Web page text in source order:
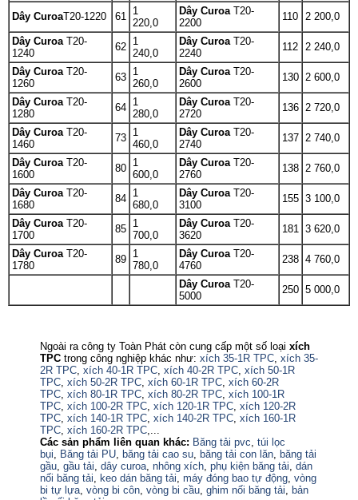
Dây CuroaT20-1220 61 1
220,0
Dây Curoa T20-
2200
110 2 200,0
Dây Curoa T20-
1240
62 1
240,0
Dây Curoa T20-
2240
112 2 240,0
Dây Curoa T20-
1260
63 1
260,0
Dây Curoa T20-
2600
130 2 600,0
Dây Curoa T20-
1280
64 1
280,0
Dây Curoa T20-
2720
136 2 720,0
Dây Curoa T20-
1460
73 1
460,0
Dây Curoa T20-
2740
137 2 740,0
Dây Curoa T20-
1600
80 1
600,0
Dây Curoa T20-
2760
138 2 760,0
Dây Curoa T20-
1680
84 1
680,0
Dây Curoa T20-
3100
155 3 100,0
Dây Curoa T20-
1700
85 1
700,0
Dây Curoa T20-
3620
181 3 620,0
Dây Curoa T20-
1780
89 1
780,0
Dây Curoa T20-
4760
238 4 760,0
Dây Curoa T20-
5000
250 5 000,0
Ngoài ra công ty Toàn Phát còn cung cấp một số loại xích
TPC trong công nghiệp khác như: xích 35-1R TPC, xích 35-
2R TPC, xích 40-1R TPC, xích 40-2R TPC, xích 50-1R
TPC, xích 50-2R TPC, xích 60-1R TPC, xích 60-2R
TPC, xích 80-1R TPC, xích 80-2R TPC, xích 100-1R
TPC, xích 100-2R TPC, xích 120-1R TPC, xích 120-2R
TPC, xích 140-1R TPC, xích 140-2R TPC, xích 160-1R
TPC, xích 160-2R TPC,...
Các sản phẩm liên quan khác: Băng tải pvc, túi lọc
bụi, Băng tải PU, băng tải cao su, băng tải con lăn, băng tải
gầu, gầu tải, dây curoa, nhông xích, phụ kiện băng tải, dán
nối băng tải, keo dán băng tải, máy đóng bao tự động, vòng
bi tự lựa, vòng bi côn, vòng bi cầu, ghim nối băng tải, bản